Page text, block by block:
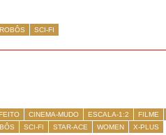
ROBÔS SCI-FI
CINEMA-MUDO ESCALA-1:2
FILME
SCI-FI STAR-ACE WOMEN X-PLUS